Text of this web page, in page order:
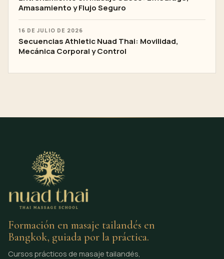
Amasamiento y Flujo Seguro
16 DE JULIO DE 2026
Secuencias Athletic Nuad Thai: Movilidad,
Mecánica Corporal y Control
Formación en masaje tailandés en
Bangkok, guiada por la práctica.
Cursos prácticos de masaje tailandés,